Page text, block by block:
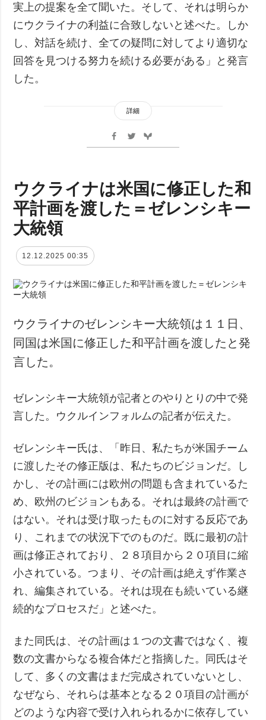
実上の提案を全て聞いた。そして、それは明らか
にウクライナの利益に合致しないと述べた。しか
し、対話を続け、全ての疑問に対してより適切な
回答を見つける努力を続ける必要がある」と発言
した。
詳細
ウクライナは米国に修正した和
平計画を渡した＝ゼレンシキー
大統領
12.12.2025 00:35
ウクライナのゼレンシキー大統領は１１日、
同国は米国に修正した和平計画を渡したと発
言した。
ゼレンシキー大統領が記者とのやりとりの中で発
言した。ウクルインフォルムの記者が伝えた。
ゼレンシキー氏は、「昨日、私たちが米国チーム
に渡したその修正版は、私たちのビジョンだ。し
かし、その計画には欧州の問題も含まれているた
め、欧州のビジョンもある。それは最終の計画で
はない。それは受け取ったものに対する反応であ
り、これまでの状況下でのものだ。既に最初の計
画は修正されており、２８項目から２０項目に縮
小されている。つまり、その計画は絶えず作業さ
れ、編集されている。それは現在も続いている継
続的なプロセスだ」と述べた。
また同氏は、その計画は１つの文書ではなく、複
数の文書からなる複合体だと指摘した。同氏はそ
して、多くの文書はまだ完成されていないとし、
なぜなら、それらは基本となる２０項目の計画が
どのような内容で受け入れられるかに依存してい